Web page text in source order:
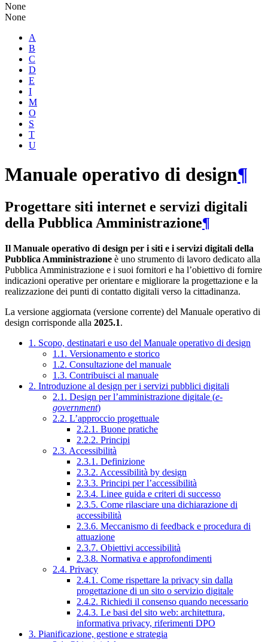
None
None
A
B
C
D
E
I
M
O
S
T
U
Manuale operativo di design¶
Progettare siti internet e servizi digitali
della Pubblica Amministrazione¶
Il Manuale operativo di design per i siti e i servizi digitali della
Pubblica Amministrazione è uno strumento di lavoro dedicato alla
Pubblica Amministrazione e i suoi fornitori e ha l’obiettivo di fornire
indicazioni operative per orientare e migliorare la progettazione e la
realizzazione dei punti di contatto digitali verso la cittadinanza.
La versione aggiornata (versione corrente) del Manuale operativo di
design corrisponde alla 2025.1.
1. Scopo, destinatari e uso del Manuale operativo di design
1.1. Versionamento e storico
1.2. Consultazione del manuale
1.3. Contribuisci al manuale
2. Introduzione al design per i servizi pubblici digitali
2.1. Design per l’amministrazione digitale (e-
government)
2.2. L’approccio progettuale
2.2.1. Buone pratiche
2.2.2. Principi
2.3. Accessibilità
2.3.1. Definizione
2.3.2. Accessibilità by design
2.3.3. Principi per l’accessibilità
2.3.4. Linee guida e criteri di successo
2.3.5. Come rilasciare una dichiarazione di
accessibilità
2.3.6. Meccanismo di feedback e procedura di
attuazione
2.3.7. Obiettivi accessibilità
2.3.8. Normativa e approfondimenti
2.4. Privacy
2.4.1. Come rispettare la privacy sin dalla
progettazione di un sito o servizio digitale
2.4.2. Richiedi il consenso quando necessario
2.4.3. Le basi del sito web: architettura,
informativa privacy, riferimenti DPO
3. Pianificazione, gestione e strategia